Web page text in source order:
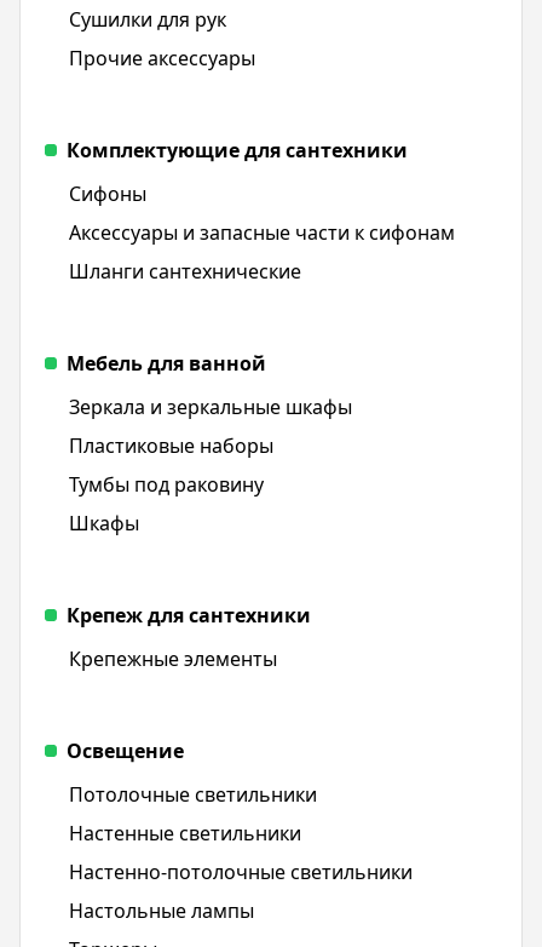
Сушилки для рук
Прочие аксессуары
Комплектующие для сантехники
Сифоны
Аксессуары и запасные части к сифонам
Шланги сантехнические
Мебель для ванной
Зеркала и зеркальные шкафы
Пластиковые наборы
Тумбы под раковину
Шкафы
Крепеж для сантехники
Крепежные элементы
Освещение
Потолочные светильники
Настенные светильники
Настенно-потолочные светильники
Настольные лампы